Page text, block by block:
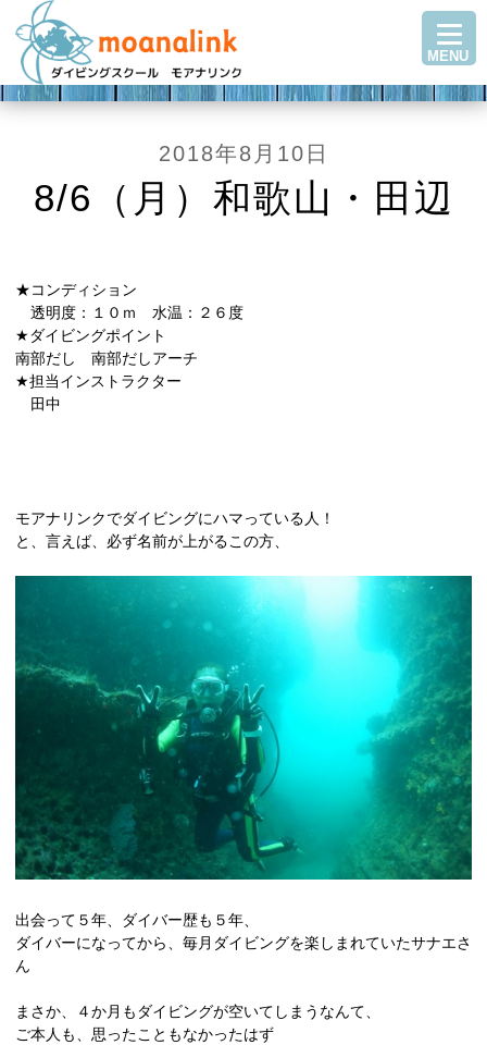
TOP
ステップアップ
ショップ紹介
ツアースケジュール
ダイビングブログ
MENU
2018年8月10日
8/6（月）和歌山・田辺
★コンディション
透明度：１０ｍ 水温：２６度
★ダイビングポイント
南部だし 南部だしアーチ
★担当インストラクター
田中
モアナリンクでダイビングにハマっている人！
と、言えば、必ず名前が上がるこの方、
出会って５年、ダイバー歴も５年、
ダイバーになってから、毎月ダイビングを楽しまれていたサナエさ
ん
まさか、４か月もダイビングが空いてしまうなんて、
ご本人も、思ったこともなかったはず